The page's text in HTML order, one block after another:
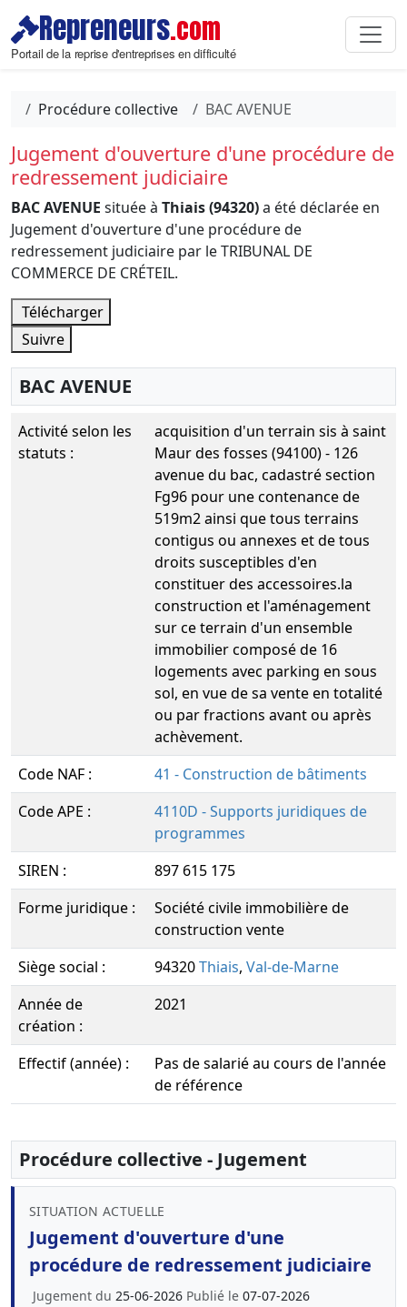
Repreneurs.com
Portail de la reprise d'entreprises en difficulté
Procédure collective BAC AVENUE
Jugement d'ouverture d'une procédure de
redressement judiciaire
BAC AVENUE située à Thiais (94320)a été déclarée en
Jugement d'ouverture d'une procédure de
redressement judiciaire par le TRIBUNAL DE
COMMERCE DE CRÉTEIL.
Télécharger
Suivre
BAC AVENUE
Activité selon les
statuts :
acquisition d'un terrain sis à saint
Maur des fosses (94100) - 126
avenue du bac, cadastré section
Fg96 pour une contenance de
519m2 ainsi que tous terrains
contigus ou annexes et de tous
droits susceptibles d'en
constituer des accessoires.la
construction et l'aménagement
sur ce terrain d'un ensemble
immobilier composé de 16
logements avec parking en sous
sol, en vue de sa vente en totalité
ou par fractions avant ou après
achèvement.
Code NAF :
41 - Construction de bâtiments
Code APE :
4110D - Supports juridiques de
programmes
SIREN :
897 615 175
Forme juridique :
Société civile immobilière de
construction vente
Siège social :
94320Thiais, Val-de-Marne
Année de
création :
2021
Effectif (année) :
Pas de salarié au cours de l'année
de référence
Procédure collective - Jugement
SITUATION ACTUELLE
Jugement d'ouverture d'une
procédure de redressement judiciaire
Jugement du 25-06-2026 Publié le 07-07-2026